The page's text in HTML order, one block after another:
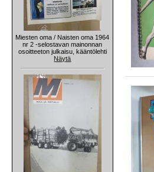
Miesten oma / Naisten oma 1964
nr 2 -selostavan mainonnan
osoitteeton julkaisu, kääntölehti
Näytä